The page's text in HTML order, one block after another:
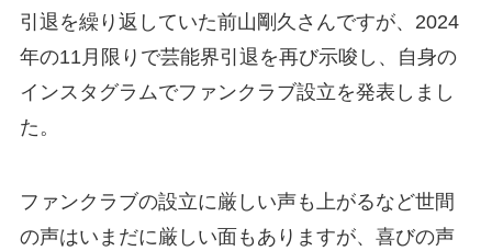
引退を繰り返していた前山剛久さんですが、2024
年の11月限りで芸能界引退を再び示唆し、自身の
インスタグラムでファンクラブ設立を発表しまし
た。
ファンクラブの設立に厳しい声も上がるなど世間
の声はいまだに厳しい面もありますが、喜びの声